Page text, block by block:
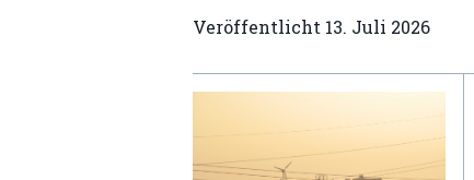
Veröffentlicht 13. Juli 2026